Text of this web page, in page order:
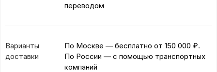
переводом
Варианты
доставки
По Москве — бесплатно от 150 000 ₽.
По России — с помощью транспортных
компаний